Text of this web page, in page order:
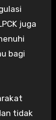
juga
bagi
tidak